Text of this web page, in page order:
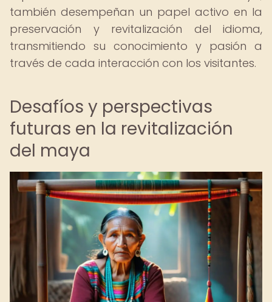
también desempeñan un papel activo en la
preservación y revitalización del idioma,
transmitiendo su conocimiento y pasión a
través de cada interacción con los visitantes.
Desafíos y perspectivas
futuras en la revitalización
del maya